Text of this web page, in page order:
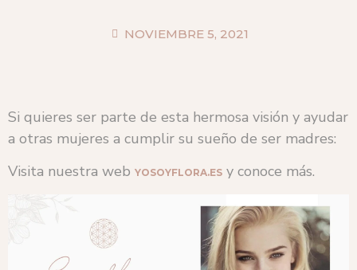
NOVIEMBRE 5, 2021
Si quieres ser parte de esta hermosa visión y ayudar
a otras mujeres a cumplir su sueño de ser madres:
Visita nuestra web YOSOYFLORA.ES y conoce más.